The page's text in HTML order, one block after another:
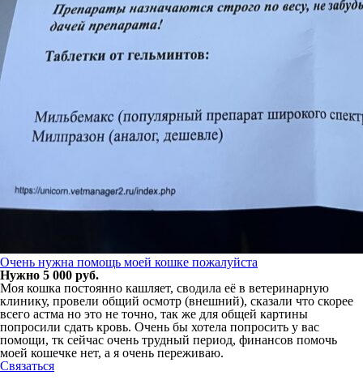
Очень нужна помощь моей кошке пожалуйста
Нужно 5 000 руб.
Моя кошка постоянно кашляет, сводила её в ветеринарную
клинику, провели общий осмотр (внешний), сказали что скорее
всего астма но это не точно, так же для общей картины
попросили сдать кровь. Очень бы хотела попросить у вас
помощи, тк сейчас очень трудный период, финансов помочь
моей кошечке нет, а я очень переживаю.
Связаться